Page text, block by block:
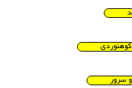
سرور